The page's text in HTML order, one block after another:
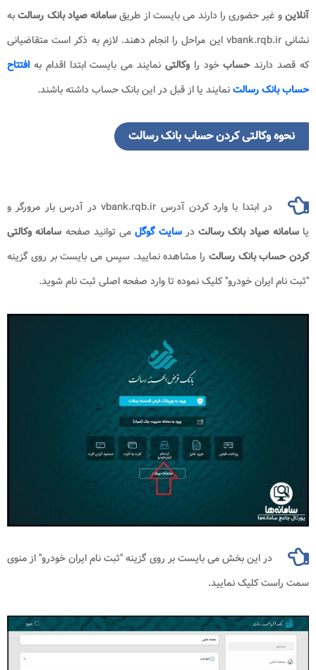
آنلاینو غیر حضوری را دارند می بایست از طریقسامانه صیاد بانک رسالتبه
نشانی vbank.rqb.ir این مراحل را انجام دهند. لازم به ذکر است متقاضیانی
که قصد دارندحسابخود راوکالتی نمایند می بایست ابتدا اقدام به افتتاح
حساب بانک رسالتنمایند یا از قبل در این بانک حساب داشته باشند.
نحوه وکالتی کردن حساب بانک رسالت
در ابتدا با وارد کردن آدرس vbank.rqb.ir در آدرس بار مرورگر و
یاسامانه صیاد بانک رسالت درسایت گوگلمی توانید صفحه سامانه وکالتی
کردن حساب بانک رسالت را مشاهده نمایید. سپس می بایست بر روی گزینه
"ثبت نام ایران خودرو" کلیک نموده تا وارد صفحه اصلی ثبت نام شوید.
در این بخش می بایست بر روی گزینه "ثبت نام ایران خودرو" از منوی
سمت راست کلیک نمایید.